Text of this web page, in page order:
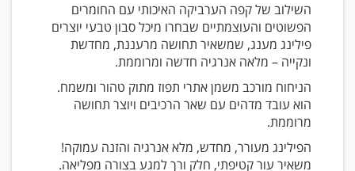
השילוב של קפה הערביקה האיכותי עם החומרים
הפשוטים והעוצמתיים שבחרו מיכל סבון טבעי יוצרים
פילינג מענג, שמשאיר תחושה מרעננת, מחדשת
ונקייה – מלאה אנרגיה חדשה ומרוממת.
הניחוח מורכב משמן אתרי תפוז מתוק טהור ומשמח.
הוא עובד מדהים עם שאר הרכיבים ויוצר תחושה
מרוממת.
הפילינג מעורר, מחדש, מלא אנרגיה והזנה עמוקה!
משאיר עור קטיפתי, חלק ורך למגע בצורה מפליאה.